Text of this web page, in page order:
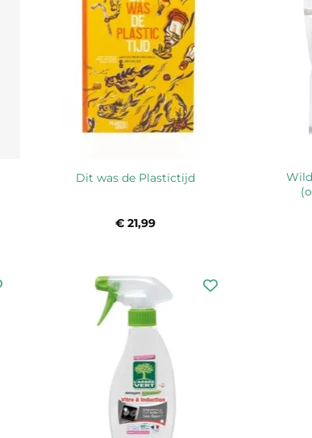
Dit was de Plastictijd
€21,99